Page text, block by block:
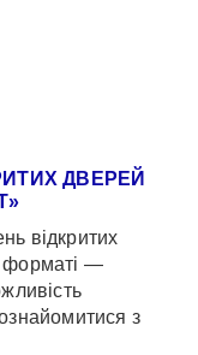
ДВЕРЕЙ
відкритих
форматі —
з